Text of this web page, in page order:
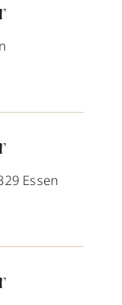
Essen